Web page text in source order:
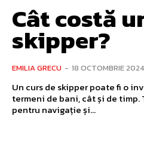
Cât costă
skipper?
EMILIA GRECU - 18 OCTOMBRIE 2024
Un curs de skipper poate fi o
termeni de bani, cât și de timp.
pentru navigație și...